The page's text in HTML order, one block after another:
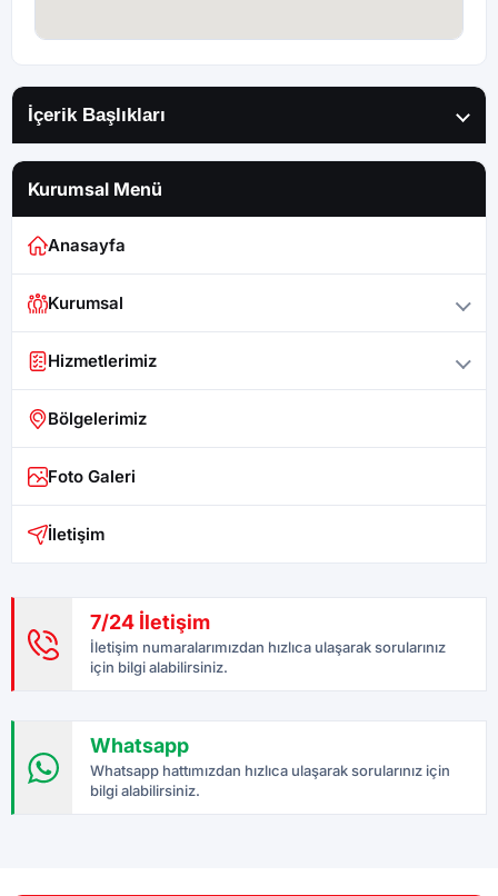
İçerik Başlıkları
Kurumsal Menü
Anasayfa
Kurumsal
Hizmetlerimiz
Bölgelerimiz
Foto Galeri
İletişim
7/24 İletişim
İletişim numaralarımızdan hızlıca ulaşarak sorularınız
için bilgi alabilirsiniz.
Whatsapp
Whatsapp hattımızdan hızlıca ulaşarak sorularınız için
bilgi alabilirsiniz.